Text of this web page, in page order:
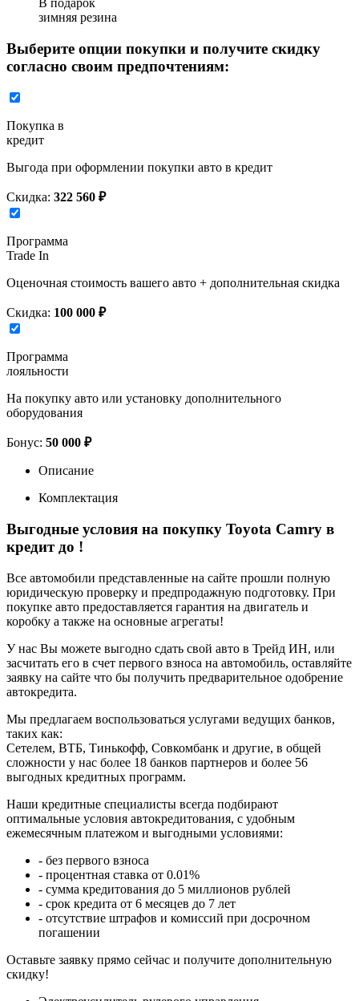
зимняя резина
Выберите опции покупки и получите скидку
согласно своим предпочтениям:
Покупка в
кредит
Выгода при оформлении покупки авто в кредит
Скидка: 322 560 ₽
Программа
Trade In
Оценочная стоимость вашего авто + дополнительная скидка
Скидка: 100 000 ₽
Программа
лояльности
На покупку авто или установку дополнительного
оборудования
Бонус: 50 000 ₽
Описание
Комплектация
Выгодные условия на покупку Toyota Camry в
кредит до !
Все автомобили представленные на сайте прошли полную
юридическую проверку и предпродажную подготовку. При
покупке авто предоставляется гарантия на двигатель и
коробку а также на основные агрегаты!
У нас Вы можете выгодно сдать свой авто в Трейд ИН, или
засчитать его в счет первого взноса на автомобиль, оставляйте
заявку на сайте что бы получить предварительное одобрение
автокредита.
Мы предлагаем воспользоваться услугами ведущих банков,
таких как:
Сетелем, ВТБ, Тинькофф, Совкомбанк и другие, в общей
сложности у нас более 18 банков партнеров и более 56
выгодных кредитных программ.
Наши кредитные специалисты всегда подбирают
оптимальные условия автокредитования, с удобным
ежемесячным платежом и выгодными условиями:
- без первого взноса
- процентная ставка от 0.01%
- сумма кредитования до 5 миллионов рублей
- срок кредита от 6 месяцев до 7 лет
- отсутствие штрафов и комиссий при досрочном
погашении
Оставьте заявку прямо сейчас и получите дополнительную
скидку!